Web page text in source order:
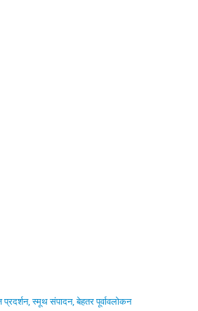
स्मूथ संपादन, बेहतर पूर्वावलोकन